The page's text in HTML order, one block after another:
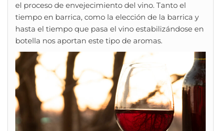
el proceso de envejecimiento del vino. Tanto el
tiempo en barrica, como la elección de la barrica y
hasta el tiempo que pasa el vino estabilizándose en
botella nos aportan este tipo de aromas.